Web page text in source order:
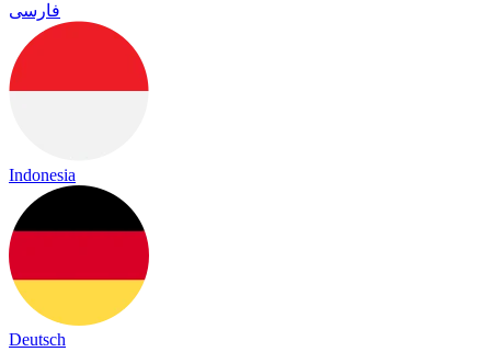
فارسی
Indonesia
Deutsch